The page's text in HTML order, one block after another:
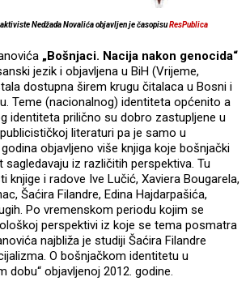
Nedžada Novalića objavljen je časopisuResPublica
„Bošnjaci. Nacija nakon genocida“
jezik i objavljena u BiH (Vrijeme,
dostupna širem krugu čitalaca u Bosni i
Teme (nacionalnog) identiteta općenito a
identiteta prilično su dobro zastupljene u
literaturi pa je samo u
objavljeno više knjiga koje bošnjački
iz različitih perspektiva. Tu
knjige i radove Ive Lučić, Xaviera Bougarela,
Šaćira Filandre, Edina Hajdarpašića,
Po vremenskom periodu kojim se
perspektivi iz koje se tema posmatra
najbliža je studiji Šaćira Filandre
O bošnjačkom identitetu u
dobu“ objavljenoj 2012. godine.